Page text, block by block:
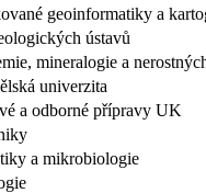
geoinformatiky a
ústavů
mineralogie a
univerzita
a odborné přípravy UK
a mikrobiologie